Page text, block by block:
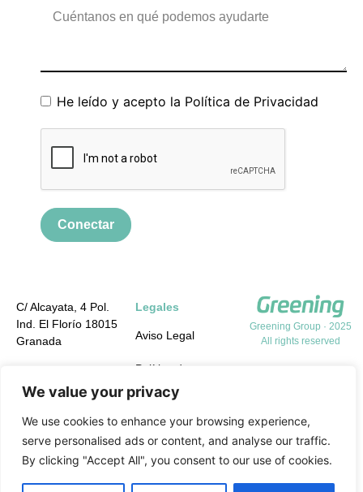
We value your privacy
We use cookies to enhance your browsing experience,
serve personalised ads or content, and analyse our traffic.
By clicking "Accept All", you consent to our use of cookies.
He leído y acepto la Política de Privacidad
Conectar
C/ Alcayata, 4 Pol.
Ind. El Florío 18015
Granada
info@greening-
group.com
Legales
Aviso Legal
Política de
Privacidad
Política de cookies
Política de calidad y
medio ambiente y
PRL
Greening Group · 2025
All rights reserved